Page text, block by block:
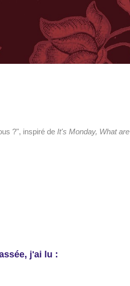
?", inspiré de It's Monday, What
j'ai lu :